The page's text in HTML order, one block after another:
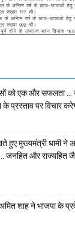
को एक और सफलता
के प्रस्ताव पर विचार
हुए मुख्यमंत्री धामी ने
… जनहित और
शाह ने भाजपा के